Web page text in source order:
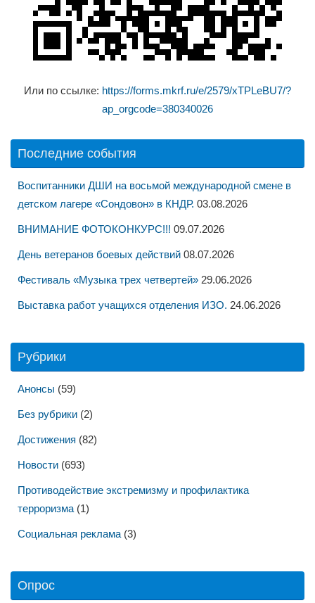
Или по ссылке: https://forms.mkrf.ru/e/2579/xTPLeBU7/?
ap_orgcode=380340026
Последние события
Воспитанники ДШИ на восьмой международной смене в
детском лагере «Сондовон» в КНДР. 03.08.2026
ВНИМАНИЕ ФОТОКОНКУРС!!! 09.07.2026
День ветеранов боевых действий 08.07.2026
Фестиваль «Музыка трех четвертей» 29.06.2026
Выставка работ учащихся отделения ИЗО. 24.06.2026
Рубрики
Анонсы (59)
Без рубрики (2)
Достижения (82)
Новости (693)
Противодействие экстремизму и профилактика
терроризма (1)
Социальная реклама (3)
Опрос